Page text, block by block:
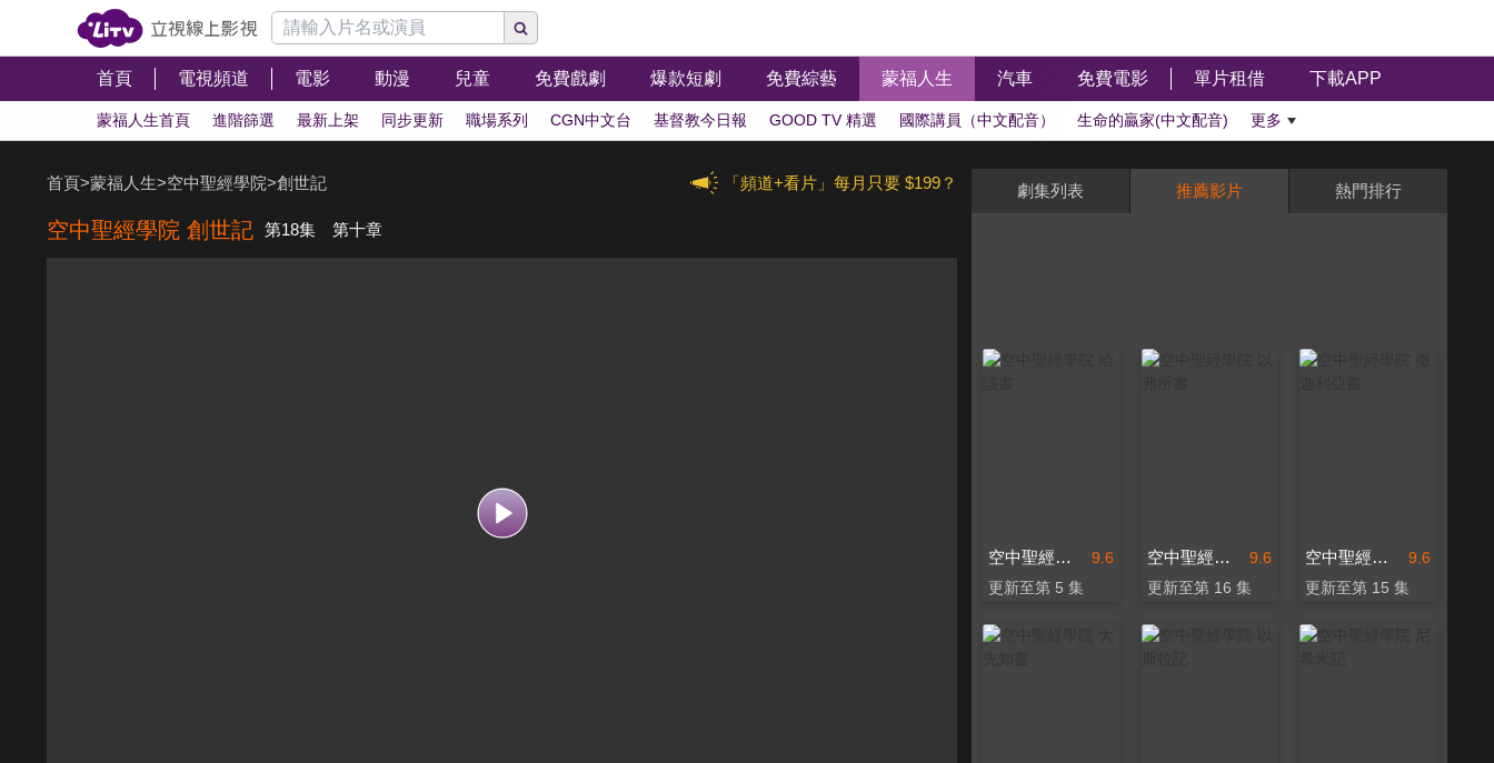
首頁 電視頻道 電影 動漫 兒童 免費戲劇 爆款短劇 免費綜藝 蒙福人生 汽車 免費電影 單片租借 下載APP
蒙福人生首頁 進階篩選 最新上架 同步更新 職場系列 CGN中文台 基督教今日報 GOOD TV 精選 國際講員（中文配音） 生命的贏家(中文配音) 更多
「頻道+看片」每月只要 $199？
首頁>蒙福人生>空中聖經學院>創世記
空中聖經學院 創世記 第18集 第十章
劇集列表 推薦影片 熱門排行
9.6
空中聖經學院 哈該書
更新至第 5 集
9.6
空中聖經學院 以弗所書
更新至第 16 集
9.6
空中聖經學院 撒迦利亞書
更新至第 15 集